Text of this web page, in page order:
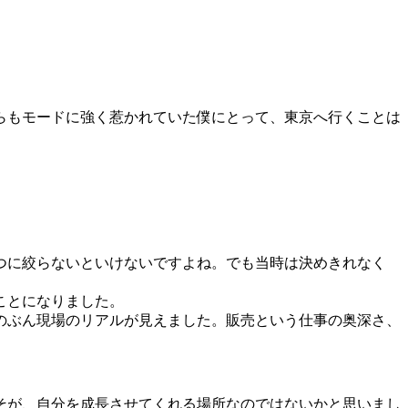
モードに強く惹かれていた僕にとって、東京へ行くことは
絞らないといけないですよね。でも当時は決めきれなく
になりました。
ん現場のリアルが見えました。販売という仕事の奥深さ、
、自分を成長させてくれる場所なのではないかと思いまし